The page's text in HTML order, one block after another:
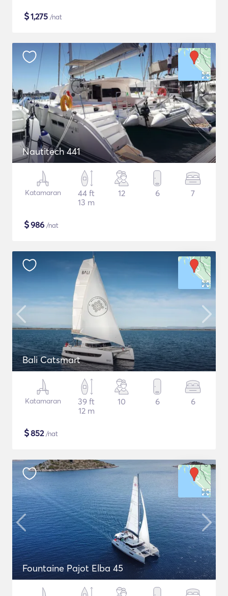
$1,275 /nat
Nautitech 441
Katamaran
44 ft
13 m
12 6 7
$986 /nat
Bali Catsmart
Katamaran
39 ft
12 m
10 6 6
$852/nat
Fountaine Pajot Elba 45